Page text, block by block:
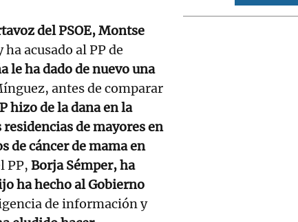
del PSOE, Montse
ha acusado al PP de
le ha dado de nuevo una
antes de comparar
hizo de la dana en la
de mayores en
de cáncer de mama en
PP, Borja Sémper, ha
ha hecho al Gobierno
de información y